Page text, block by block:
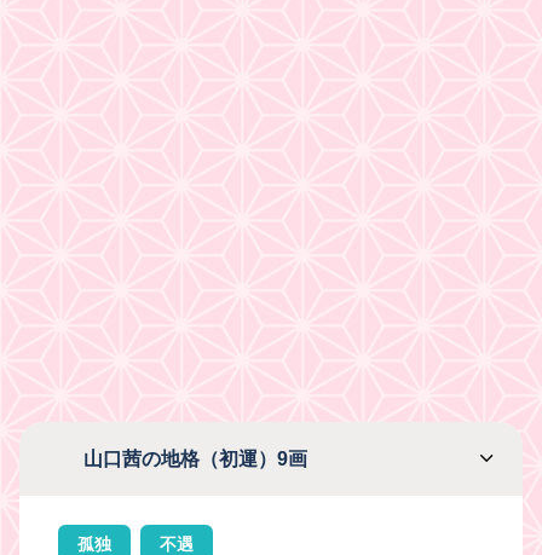
山口茜の地格（初運）9画
孤独 不遇